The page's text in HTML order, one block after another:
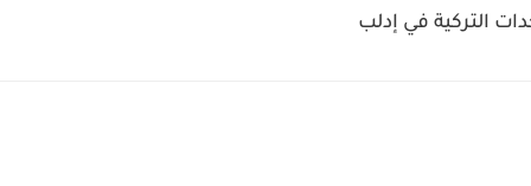
التركية في إدلب